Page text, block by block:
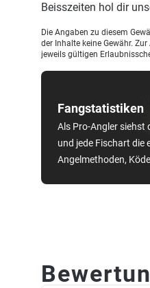
Fangstatistiken
Als Pro-Angler siehst
und jede Fischart die
Angelmethoden,
Beisszeiten hol dir
Die Angaben zu diesem
der Inhalte keine Gewähr.
jeweils gültigen